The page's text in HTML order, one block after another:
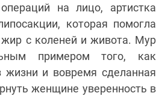
на лицо, артистка
которая помогла
с коленей и живота. Мур
примером того, как
жизни и вовремя сделанная
женщине уверенность в